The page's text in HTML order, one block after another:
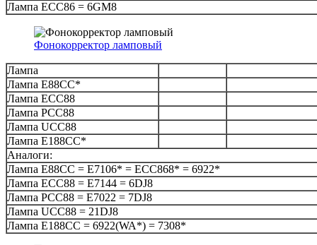
Лампа ECC86 = 6GM8
Фонокорректор ламповый
Лампа
Лампа E88CC*
Лампа ECC88
Лампа PCC88
Лампа UCC88
Лампа E188CC*
Аналоги:
Лампа E88CC = E7106* = ECC868* = 6922*
Лампа ECC88 = E7144 = 6DJ8
Лампа PCC88 = E7022 = 7DJ8
Лампа UCC88 = 21DJ8
Лампа E188CC = 6922(WA*) = 7308*